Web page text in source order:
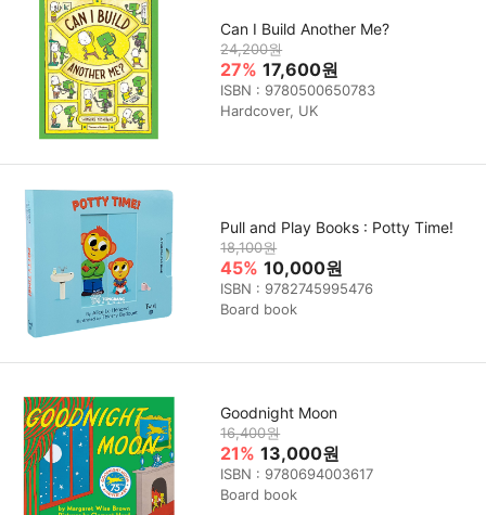
Can I Build Another Me?
24,200원
27% 17,600원
ISBN : 9780500650783
Hardcover, UK
Pull and Play Books : Potty Time!
18,100원
45% 10,000원
ISBN : 9782745995476
Board book
Goodnight Moon
16,400원
21% 13,000원
ISBN : 9780694003617
Board book